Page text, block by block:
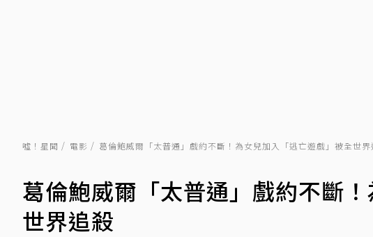
噓！星聞 電影 葛倫鮑威爾「太普通」戲約不斷！為女兒加入「逃亡遊戲」被全世界
葛倫鮑威爾「太普通」戲約不斷
世界追殺